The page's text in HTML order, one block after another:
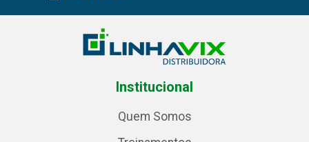
Institucional
Quem Somos